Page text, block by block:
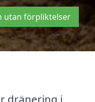
utan förpliktelser
dränering i